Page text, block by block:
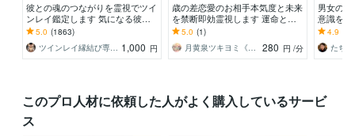
彼との魂のつながりを霊視でツイ
ンレイ鑑定します 気になる彼と
つながることができるのか鑑定し
ます
5.0 (1863)
ツインレイ縁結び専門鑑定士✢神結シオン✢ 1,000 円
歳の差恋愛のお相手本気度と未来
を禁断即効霊視します 運命と宿
命に結ばれたお2人のご縁の、今
世のお役目を見抜きます
5.0 (1)
月黄泉ツキヨミ《禁断速攻霊視》
280 円 /分
男女の
意識を
年！未
カード
4.9
このプロ人材に依頼した人がよく購入しているサービ
ス